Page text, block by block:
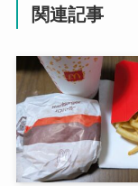
関連記事